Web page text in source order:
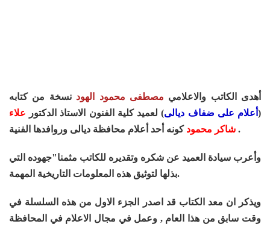
أهدى الكاتب والاعلامي مصطفى محمود الهود نسخة من كتابه
(أعلام على ضفاف ديالى) لعميد كلية الفنون الاستاذ الدكتور علاء
شاكر محمود كونه أحد أعلام محافظة ديالى وروافدها الفنية .
وأعرب سيادة العميد عن شكره وتقديره للكاتب مثمنا"جهوده التي
بذلها لتوثيق هذه المعلومات التاريخية المهمة.
ويذكر ان معد الكتاب قد اصدر الجزء الاول من هذه السلسلة في
وقت سابق من هذا العام , وعمل في مجال الاعلام في المحافظة